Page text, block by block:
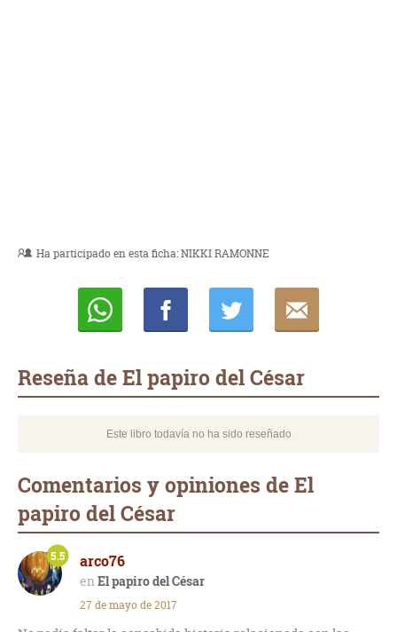
Ha participado en esta ficha:NIKKI RAMONNE
Reseña de El papiro del César
Este libro todavía no ha sido reseñado
Comentarios y opiniones de El
papiro del César
arco76
El papiro del César
5.5
27 de mayo de 2017